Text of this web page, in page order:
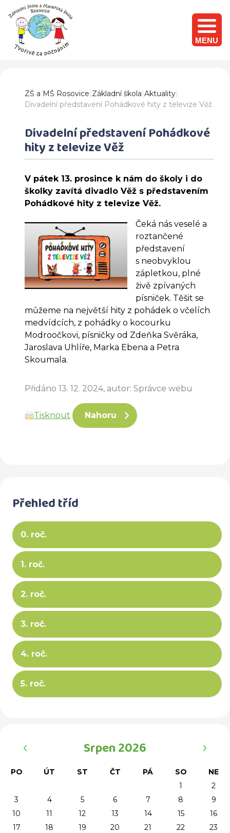
MENU
ZŠ a MŠ Rosovice|Základní škola|Aktuality|
Divadelní představení Pohádkové hity z televize Věž
Divadelní představení Pohádkové
hity z televize Věž
V pátek 13. prosince k nám do školy i do
školky zavítá divadlo Věž s představením
Pohádkové hity z televize Věž.
Čeká nás veselé a
roztančené
představení
s neobvyklou
zápletkou, plné
živě zpívaných
písniček. Těšit se
můžeme na největší hity z pohádek o včelích
medvídcích, z pohádky o kocourku
Modroočkovi, písničky od Zdeňka Svěráka,
Jaroslava Uhlíře, Marka Ebena a Petra
Skoumala.
Přidáno 13. 12. 2024, autor: Správce webu
Tisknout Nahoru
Přehled tříd
0. roč.
1. roč.
2. roč.
3. roč.
4. roč.
5. roč.
Srpen 2026
PO ÚT ST ČT PÁ SO
NE
1
2
3
4 5 6 7 8
9
10
11 12 13 14 15
16
17
18 19 20 21 22
23